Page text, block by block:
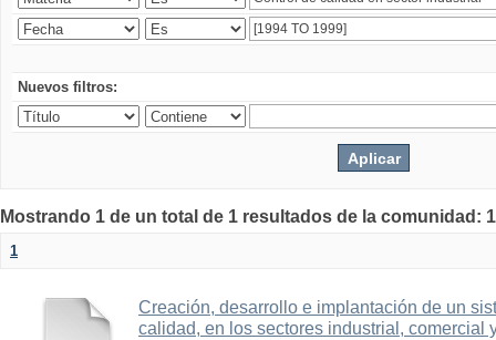
Nuevos filtros:
Mostrando 1 de un total de 1 resultados de la comunidad:
1
Creación, desarrollo e implantación de un
calidad, en los sectores industrial, comercial